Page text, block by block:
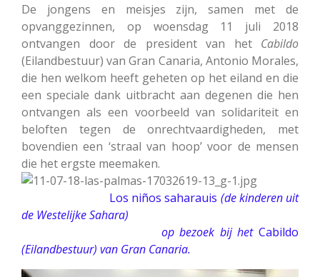
De jongens en meisjes zijn, samen met de
opvanggezinnen, op woensdag 11 juli 2018
ontvangen door de president van het Cabildo
(Eilandbestuur) van Gran Canaria, Antonio Morales,
die hen welkom heeft geheten op het eiland en die
een speciale dank uitbracht aan degenen die hen
ontvangen als een voorbeeld van solidariteit en
beloften tegen de onrechtvaardigheden, met
bovendien een ‘straal van hoop’ voor de mensen
die het ergste meemaken.
Los niños saharauis (de kinderen uit
de Westelijke Sahara)
op bezoek bij het Cabildo
(Eilandbestuur) van Gran Canaria.